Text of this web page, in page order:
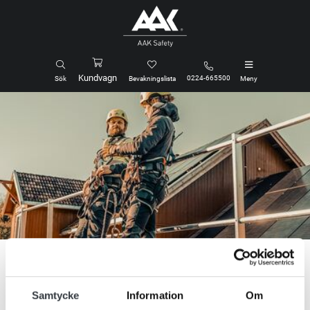
Samtycke Information Om
Sök Kundvagn Bevakningslista 0224-665500 Meny